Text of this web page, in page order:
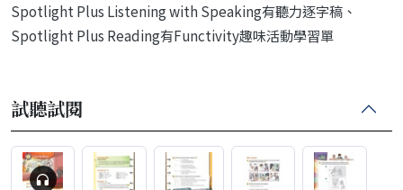
Spotlight Plus Listening with Speaking有聽力逐字稿、
Spotlight Plus Reading有Functivity趣味活動學習單
試聽試閱